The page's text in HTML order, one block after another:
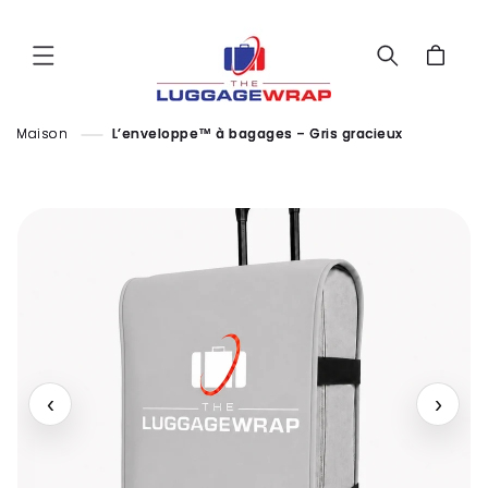
contenu
Chariot
Maison L’enveloppe™ à bagages – Gris gracieux
‹ ›